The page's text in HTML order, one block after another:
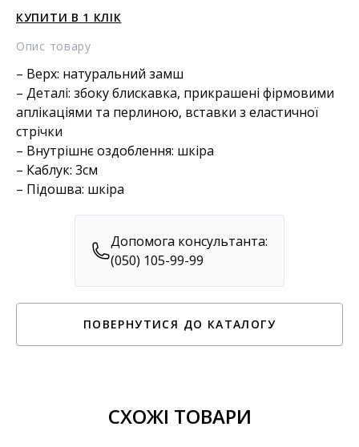
КУПИТИ В 1 КЛІК
Опис товару
– Верх: натуральний замш
– Деталі: збоку блискавка, прикрашені фірмовими
аплікаціями та перлиною, вставки з еластичної
стрічки
– Внутрішнє оздоблення: шкіра
– Каблук: 3см
– Підошва: шкіра
Допомога консультанта:
(050) 105-99-99
ПОВЕРНУТИСЯ ДО КАТАЛОГУ
СХОЖІ ТОВАРИ